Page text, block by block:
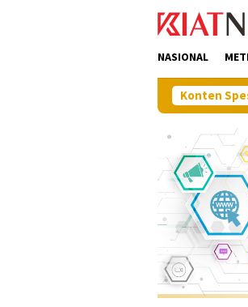
NASIONAL
Konten
Perkuat Sinergi Pembangunan,